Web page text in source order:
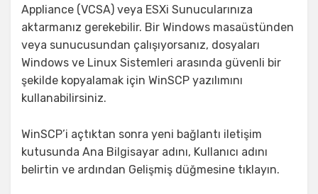
Appliance (VCSA) veya ESXi Sunucularınıza
aktarmanız gerekebilir. Bir Windows masaüstünden
veya sunucusundan çalışıyorsanız, dosyaları
Windows ve Linux Sistemleri arasında güvenli bir
şekilde kopyalamak için WinSCP yazılımını
kullanabilirsiniz.
WinSCP’i açtıktan sonra yeni bağlantı iletişim
kutusunda Ana Bilgisayar adını, Kullanıcı adını
belirtin ve ardından Gelişmiş düğmesine tıklayın.